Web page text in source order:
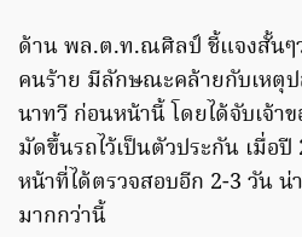
ด้าน พล.ต.ท.ณศิลป์ ชี้แจงสั้นๆ
คนร้าย มีลักษณะคล้ายกับเหตุ
นาทวี ก่อนหน้านี้ โดยได้จับเจ้า
มัดขึ้นรถไว้เป็นตัวประกัน เมื่อปี
หน้าที่ได้ตรวจสอบอีก 2-3 วัน น่
มากกว่านี้